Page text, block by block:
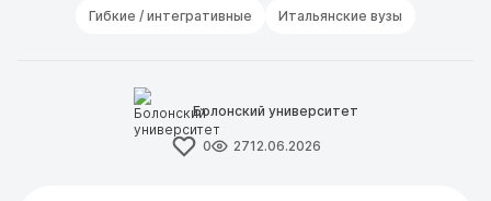
Гибкие / интегративные Итальянские вузы
Болонский университет
0 2712.06.2026